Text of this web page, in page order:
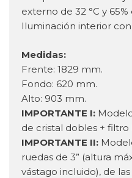
externo de 32 °C y 65%
Iluminación interior con
Medidas:
Frente: 1829 mm.
Fondo: 620 mm.
Alto: 903 mm.
IMPORTANTE I:
de cristal dobles +
IMPORTANTE II:
ruedas de 3” (altura
vástago incluido), de